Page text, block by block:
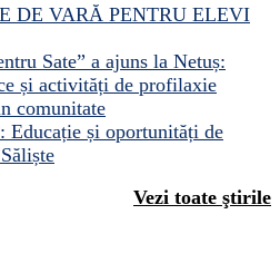
DE VARĂ PENTRU ELEVI
Sate” a ajuns la Netuș:
și activități de profilaxie
comunitate
și oportunități de
Vezi toate ştirile